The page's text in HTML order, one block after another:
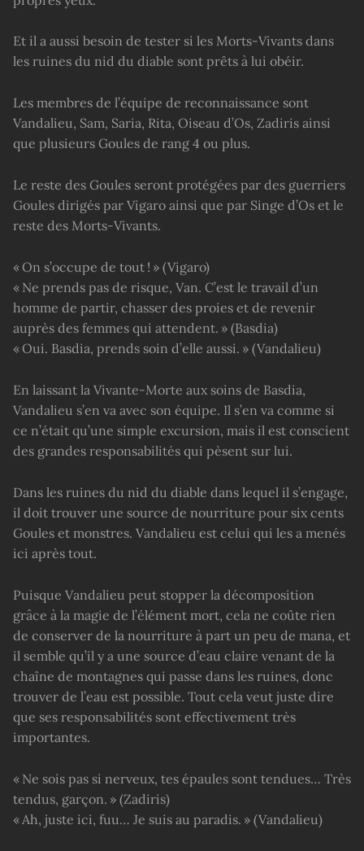
Et il a aussi besoin de tester si les Morts-Vivants dans
les ruines du nid du diable sont prêts à lui obéir.
Les membres de l’équipe de reconnaissance sont
Vandalieu, Sam, Saria, Rita, Oiseau d’Os, Zadiris ainsi
que plusieurs Goules de rang 4 ou plus.
Le reste des Goules seront protégées par des guerriers
Goules dirigés par Vigaro ainsi que par Singe d’Os et le
reste des Morts-Vivants.
« On s’occupe de tout ! » (Vigaro)
« Ne prends pas de risque, Van. C’est le travail d’un
homme de partir, chasser des proies et de revenir
auprès des femmes qui attendent. » (Basdia)
« Oui. Basdia, prends soin d’elle aussi. » (Vandalieu)
En laissant la Vivante-Morte aux soins de Basdia,
Vandalieu s’en va avec son équipe. Il s’en va comme si
ce n’était qu’une simple excursion, mais il est conscient
des grandes responsabilités qui pèsent sur lui.
Dans les ruines du nid du diable dans lequel il s’engage,
il doit trouver une source de nourriture pour six cents
Goules et monstres. Vandalieu est celui qui les a menés
ici après tout.
Puisque Vandalieu peut stopper la décomposition
grâce à la magie de l’élément mort, cela ne coûte rien
de conserver de la nourriture à part un peu de mana, et
il semble qu’il y a une source d’eau claire venant de la
chaîne de montagnes qui passe dans les ruines, donc
trouver de l’eau est possible. Tout cela veut juste dire
que ses responsabilités sont effectivement très
importantes.
« Ne sois pas si nerveux, tes épaules sont tendues… Très
tendus, garçon. » (Zadiris)
« Ah, juste ici, fuu… Je suis au paradis. » (Vandalieu)